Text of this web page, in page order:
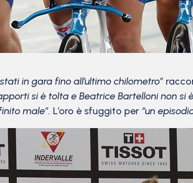
in gara fino all’ultimo chilometro”
si è tolta e Beatrice Bartelloni non
male”. L’oro è sfuggito per “un